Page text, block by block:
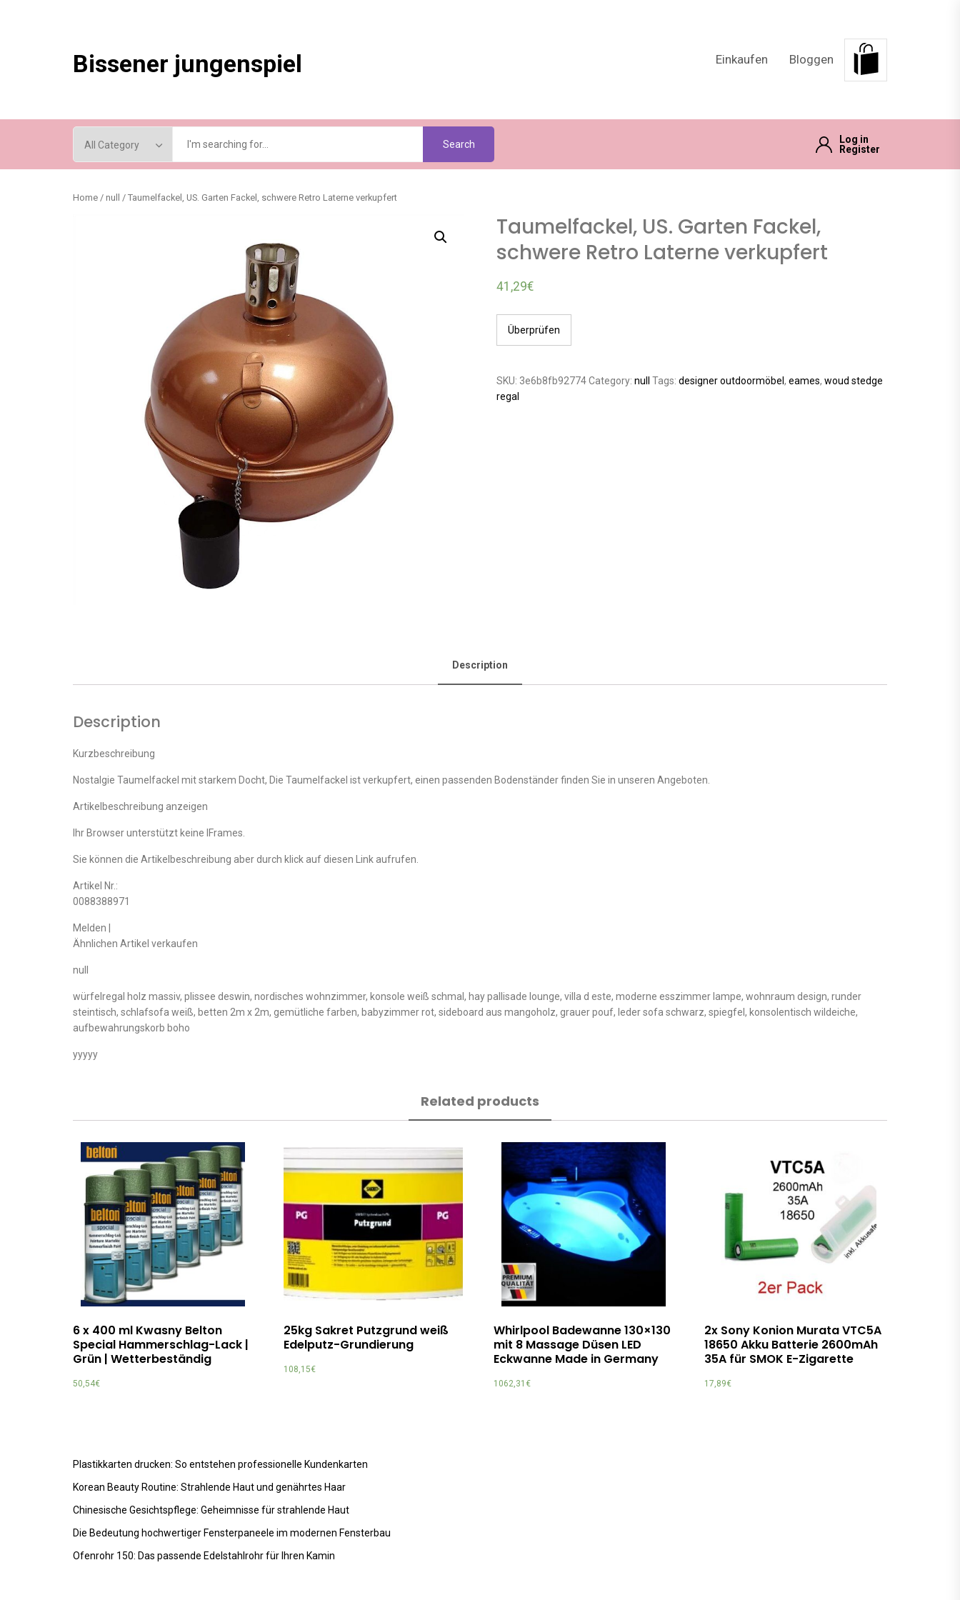
Bissener jungenspiel Einkaufen Bloggen
Search
Log in
Register
Home / null / Taumelfackel, US. Garten Fackel, schwere Retro Laterne verkupfert
Taumelfackel, US. Garten Fackel,
schwere Retro Laterne verkupfert
41,29€
Überprüfen
SKU: 3e6b8fb92774Category: null Tags: designer outdoormöbel , eames, woud stedge
regal
Description
Description
Kurzbeschreibung
Nostalgie Taumelfackel mit starkem Docht, Die Taumelfackel ist verkupfert, einen passenden Bodenständer finden Sie in unseren Angeboten.
Artikelbeschreibung anzeigen
Ihr Browser unterstützt keine IFrames.
Sie können die Artikelbeschreibung aber durch klick auf diesen Link aufrufen.
Artikel Nr.:
0088388971
Melden |
Ähnlichen Artikel verkaufen
null
würfelregal holz massiv, plissee deswin, nordisches wohnzimmer, konsole weiß schmal, hay pallisade lounge, villa d este, moderne esszimmer lampe, wohnraum design, runder
steintisch, schlafsofa weiß, betten 2m x 2m, gemütliche farben, babyzimmer rot, sideboard aus mangoholz, grauer pouf, leder sofa schwarz, spiegfel, konsolentisch wildeiche,
aufbewahrungskorb boho
yyyyy
Related products
6 x 400 ml Kwasny Belton
Special Hammerschlag-Lack |
Grün | Wetterbeständig
50,54€
25kg Sakret Putzgrund weiß
Edelputz-Grundierung
108,15€
Whirlpool Badewanne 130×130
mit 8 Massage Düsen LED
Eckwanne Made in Germany
1062,31 €
2x Sony Konion Murata VTC5A
18650 Akku Batterie 2600mAh
35A für SMOK E-Zigarette
17,89€
Plastikkarten drucken: So entstehen professionelle Kundenkarten
Korean Beauty Routine: Strahlende Haut und genährtes Haar
Chinesische Gesichtspflege: Geheimnisse für strahlende Haut
Die Bedeutung hochwertiger Fensterpaneele im modernen Fensterbau
Ofenrohr 150: Das passende Edelstahlrohr für Ihren Kamin